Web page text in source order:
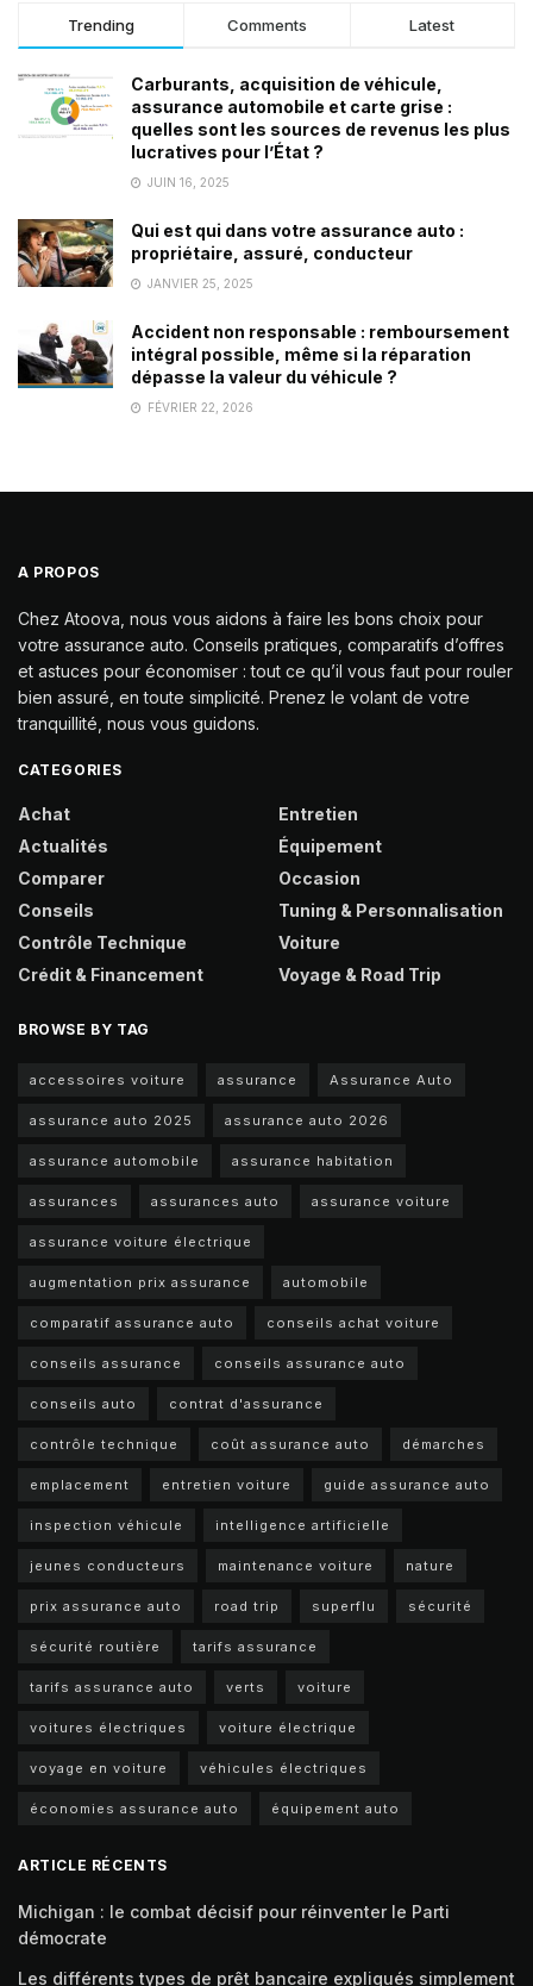
Trending Comments Latest
Carburants, acquisition de véhicule,
assurance automobile et carte grise :
quelles sont les sources de revenus les plus
lucratives pour l’État ?
JUIN 16, 2025
Qui est qui dans votre assurance auto :
propriétaire, assuré, conducteur
JANVIER 25, 2025
Accident non responsable : remboursement
intégral possible, même si la réparation
dépasse la valeur du véhicule ?
FÉVRIER 22, 2026
A PROPOS
Chez Atoova, nous vous aidons à faire les bons choix pour
votre assurance auto. Conseils pratiques, comparatifs d’offres
et astuces pour économiser : tout ce qu’il vous faut pour rouler
bien assuré, en toute simplicité. Prenez le volant de votre
tranquillité, nous vous guidons.
CATEGORIES
Achat
Actualités
Comparer
Conseils
Contrôle Technique
Crédit & Financement
Entretien
Équipement
Occasion
Tuning & Personnalisation
Voiture
Voyage & Road Trip
BROWSE BY TAG
accessoires voiture assurance Assurance Auto
assurance auto 2025 assurance auto 2026
assurance automobile assurance habitation
assurances assurances auto assurance voiture
assurance voiture électrique
augmentation prix assurance automobile
comparatif assurance auto conseils achat voiture
conseils assurance conseils assurance auto
conseils auto contrat d'assurance
contrôle technique coût assurance auto démarches
emplacement entretien voiture guide assurance auto
inspection véhicule intelligence artificielle
jeunes conducteurs maintenance voiture nature
prix assurance auto road trip superflu sécurité
sécurité routière tarifs assurance
tarifs assurance auto verts voiture
voitures électriques voiture électrique
voyage en voiture véhicules électriques
économies assurance auto équipement auto
ARTICLE RÉCENTS
Michigan : le combat décisif pour réinventer le Parti
démocrate
Les différents types de prêt bancaire expliqués simplement